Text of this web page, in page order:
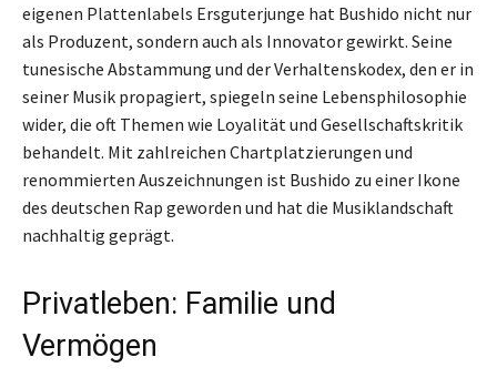
eigenen Plattenlabels Ersguterjunge hat Bushido nicht nur
als Produzent, sondern auch als Innovator gewirkt. Seine
tunesische Abstammung und der Verhaltenskodex, den er in
seiner Musik propagiert, spiegeln seine Lebensphilosophie
wider, die oft Themen wie Loyalität und Gesellschaftskritik
behandelt. Mit zahlreichen Chartplatzierungen und
renommierten Auszeichnungen ist Bushido zu einer Ikone
des deutschen Rap geworden und hat die Musiklandschaft
nachhaltig geprägt.
Privatleben: Familie und
Vermögen